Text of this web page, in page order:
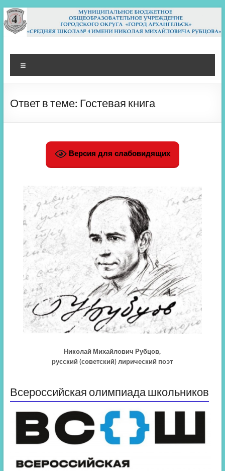
Перейти
к
содержимому
МБОУ СШ 4
Архангельск
Ответ в теме: Гостевая книга
Версия для слабовидящих
Николай Михайлович Рубцов,
русский (советский) лирический поэт
Всероссийская олимпиада школьников